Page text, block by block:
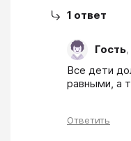
1 ответ
Гость,
Все дети
равными, а
Ответить